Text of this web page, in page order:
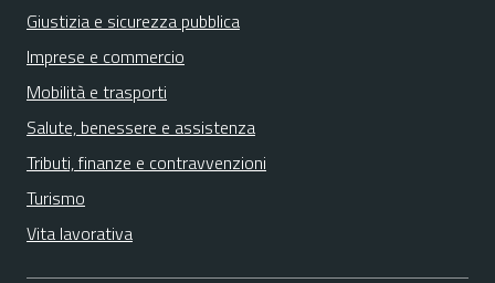
Giustizia e sicurezza pubblica
Imprese e commercio
Mobilità e trasporti
Salute, benessere e assistenza
Tributi, finanze e contravvenzioni
Turismo
Vita lavorativa